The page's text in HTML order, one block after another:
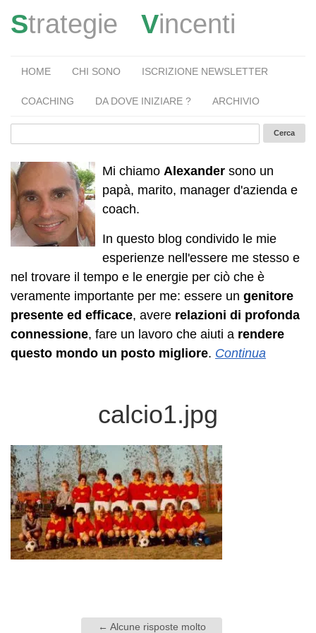
Strategie Vincenti
HOME CHI SONO ISCRIZIONE NEWSLETTER
COACHING DA DOVE INIZIARE ? ARCHIVIO
Mi chiamo Alexander sono un
papà, marito, manager d'azienda e
coach.
In questo blog condivido le mie
esperienze nell'essere me stesso e
nel trovare il tempo e le energie per ciò che è
veramente importante per me: essere un genitore
presente ed efficace, avere relazioni di profonda
connessione, fare un lavoro che aiuti a rendere
questo mondo un posto migliore. Continua
calcio1.jpg
← Alcune risposte molto